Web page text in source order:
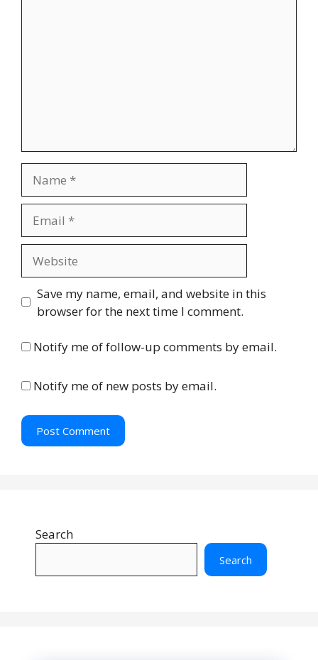
m
a
l
s
t
Save my name, email, and website in this
browser for the next time I comment.
Notify me of follow-up comments by email.
Notify me of new posts by email.
Search
Search